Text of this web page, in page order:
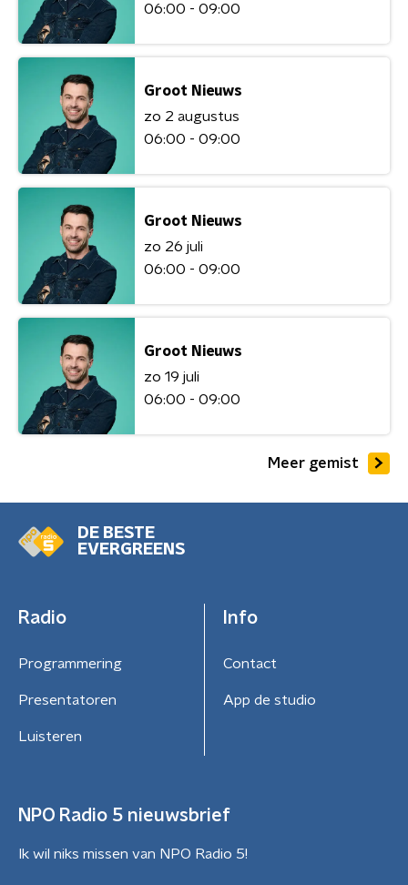
06:00 - 09:00
Groot Nieuws
zo 2 augustus
06:00 - 09:00
Groot Nieuws
zo 26 juli
06:00 - 09:00
Groot Nieuws
zo 19 juli
06:00 - 09:00
Meer gemist
DE BESTE
EVERGREENS
Radio
Programmering
Presentatoren
Luisteren
Info
Contact
App de studio
NPO Radio 5 nieuwsbrief
Ik wil niks missen van NPO Radio 5!